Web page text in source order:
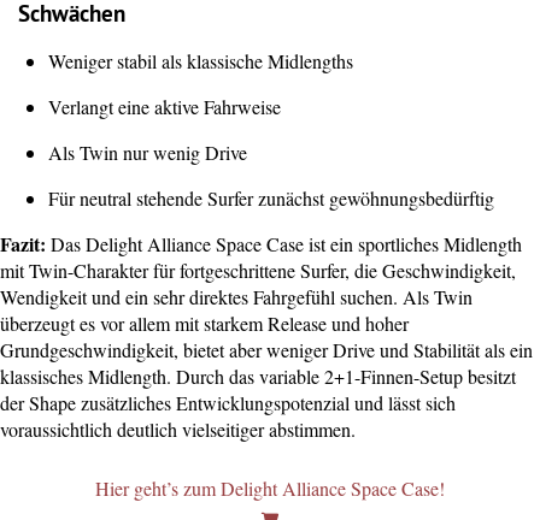
Schwächen
Weniger stabil als klassische Midlengths
Verlangt eine aktive Fahrweise
Als Twin nur wenig Drive
Für neutral stehende Surfer zunächst gewöhnungsbedürftig
Fazit: Das Delight Alliance Space Case ist ein sportliches Midlength
mit Twin-Charakter für fortgeschrittene Surfer, die Geschwindigkeit,
Wendigkeit und ein sehr direktes Fahrgefühl suchen. Als Twin
überzeugt es vor allem mit starkem Release und hoher
Grundgeschwindigkeit, bietet aber weniger Drive und Stabilität als ein
klassisches Midlength. Durch das variable 2+1-Finnen-Setup besitzt
der Shape zusätzliches Entwicklungspotenzial und lässt sich
voraussichtlich deutlich vielseitiger abstimmen.
Hier geht’s zum Delight Alliance Space Case!